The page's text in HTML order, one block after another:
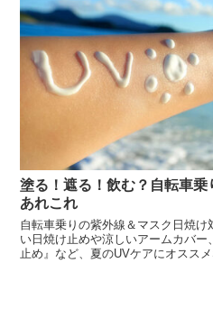
塗る！遮る！飲む？自転車
あれこれ
自転車乗りの紫外線＆マスク日焼
い日焼け止めや涼しいアームカバ
止め』など、夏のUVケアにオスス